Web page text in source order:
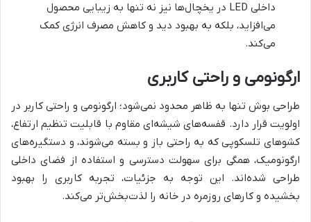
داخلی LED در یخچال‌ها نیز نه تنها به زیبایی محصول
می‌افزاید، بلکه به بهبود دید و کاهش مصرف انرژی کمک
می‌کند.
ارگونومی و راحتی کاربری
طراحی بوش تنها به ظاهر محدود نمی‌شود؛ ارگونومی و راحتی کاربر در
اولویت قرار دارد. قفسه‌های شیشه‌ای مقاوم با قابلیت تنظیم ارتفاع،
کشوهای تلسکوپی که به راحتی باز و بسته می‌شوند، و دستگیره‌های
ارگونومیک، همگی برای سهولت دسترسی و استفاده از فضای داخلی
طراحی شده‌اند. این توجه به جزئیات، تجربه کاربری را بهبود
بخشیده و کارهای روزمره در خانه را لذت‌بخش‌تر می‌کند.